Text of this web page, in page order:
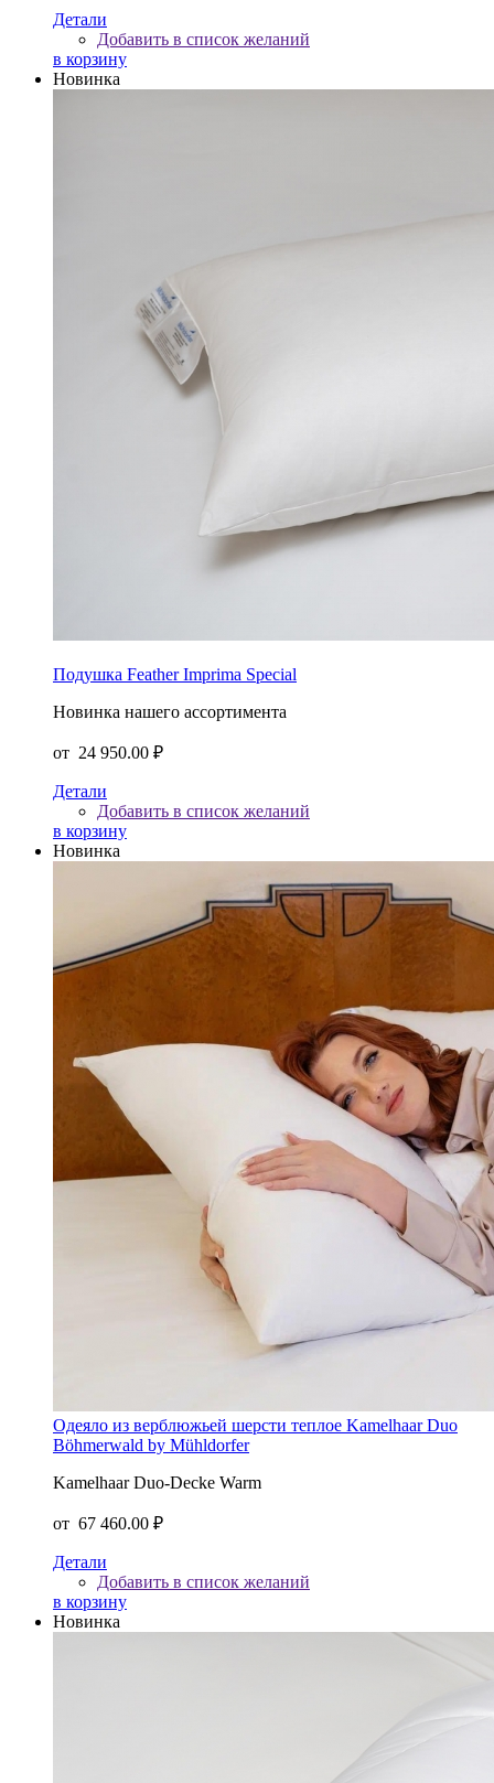
Детали
Добавить в список желаний
в корзину
Новинка
Подушка Feather Imprima Special
Новинка нашего ассортимента
от 24 950.00 ₽
Детали
Добавить в список желаний
в корзину
Новинка
Одеяло из верблюжьей шерсти теплое Kamelhaar Duo
Böhmerwald by Mühldorfer
Kamelhaar Duo-Decke Warm
от 67 460.00 ₽
Детали
Добавить в список желаний
в корзину
Новинка